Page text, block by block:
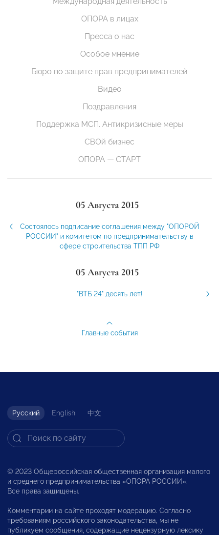
ОПОРА в лицах
Пресса о нас
Особое мнение
Бюро по защите прав предпринимателей
Видео
Поздравления
Поддержка МСП. Антикризисные меры
СВОй бизнес
ОПОРА — СТАРТ
05 Августа 2015
Состоялось подписание соглашения между "ОПОРОЙ
РОССИИ" и комитетом по предпринимательству в
сфере строительства ТПП РФ
05 Августа 2015
"ВТБ 24" десять лет!
Главные события
Русский English 中文
© 2023 Общероссийская общественная организация малого
и среднего предпринимательства «ОПОРА РОССИИ».
Все права защищены.
Комментарии на сайте проходят модерацию. Согласно
требованиям российского законодательства, мы не
публикуем сообщения, содержащие нецензурную лексику